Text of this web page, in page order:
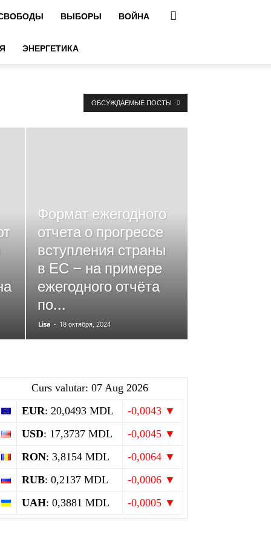
ВЫБОРЫ ВОЙНА
ЭНЕРГЕТИКА
ОБСУЖДАЕМЫЕ ПОСТЫ
Формат ежегодного
отчета о прогрессе
вступления страны
в ЕС – на примере
ежегодного отчёта
по...
Lisa - 18 октября, 2024
Curs valutar: 07 Aug 2026
EUR: 20,0493 MDL
-0,0043 ▼
USD: 17,3737 MDL
-0,0045 ▼
RON: 3,8154 MDL
-0,0064 ▼
RUB: 0,2137 MDL
-0,0006 ▼
UAH: 0,3881 MDL -0,0005 ▼